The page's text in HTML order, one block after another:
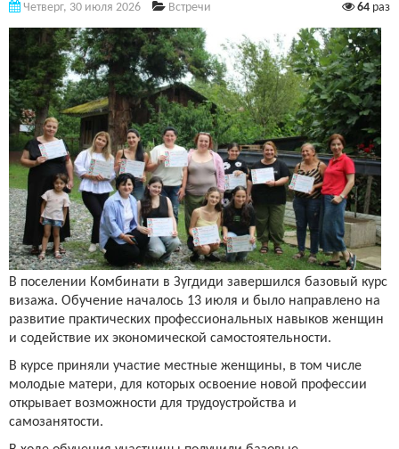
Четверг, 30 июля 2026 Встречи 64 раз
В поселении Комбинати в Зугдиди завершился базовый курс
визажа. Обучение началось 13 июля и было направлено на
развитие практических профессиональных навыков женщин
и содействие их экономической самостоятельности.
В курсе приняли участие местные женщины, в том числе
молодые матери, для которых освоение новой профессии
открывает возможности для трудоустройства и
самозанятости.